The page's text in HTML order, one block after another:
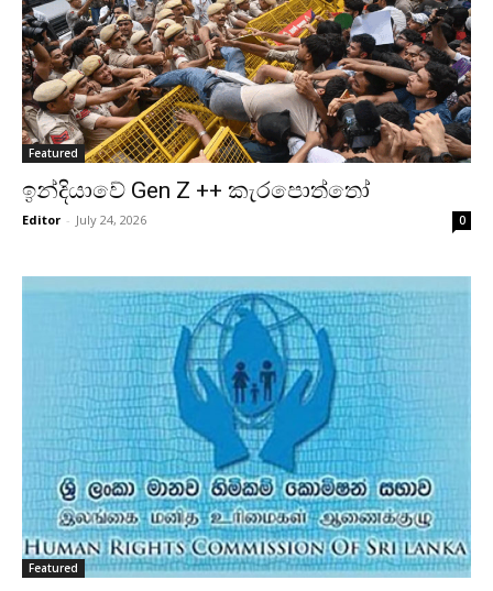
Featured
ඉන්දියාවේ Gen Z ++ කැරපොත්තෝ
Editor - July 24, 2026 0
Featured